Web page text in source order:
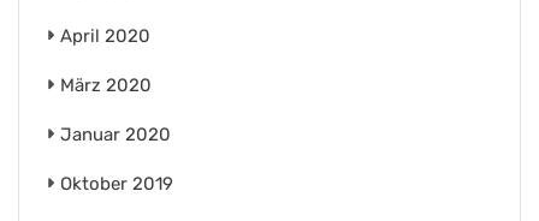
April 2020
März 2020
Januar 2020
Oktober 2019